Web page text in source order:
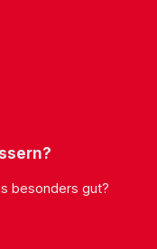
besonders gut?